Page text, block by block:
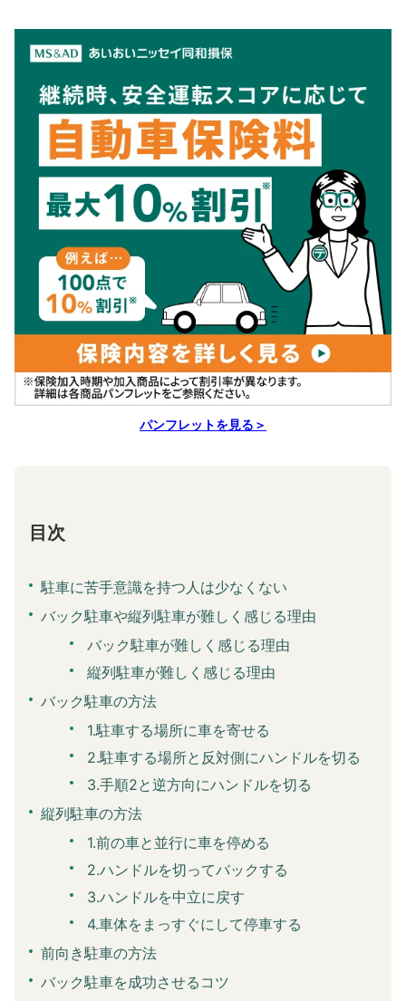
パンフレットを見る＞
目次
駐車に苦手意識を持つ人は少なくない
バック駐車や縦列駐車が難しく感じる理由
バック駐車が難しく感じる理由
縦列駐車が難しく感じる理由
バック駐車の方法
1.駐車する場所に車を寄せる
2.駐車する場所と反対側にハンドルを切る
3.手順2と逆方向にハンドルを切る
縦列駐車の方法
1.前の車と並行に車を停める
2.ハンドルを切ってバックする
3.ハンドルを中立に戻す
4.車体をまっすぐにして停車する
前向き駐車の方法
バック駐車を成功させるコツ